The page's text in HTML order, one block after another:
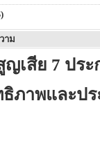
าม
เสีย 7 ประ
ภาพและป